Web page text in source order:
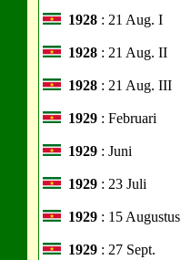
1928: 21 Aug. I
1928: 21 Aug. II
1928: 21 Aug. III
1929: Februari
1929: Juni
1929: 23 Juli
1929: 15 Augustus
1929: 27 Sept.